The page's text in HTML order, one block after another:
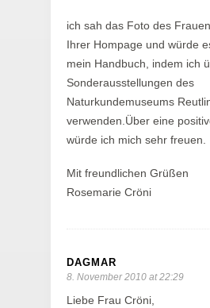
ich sah das Foto des
Ihrer Hompage und würde
mein Handbuch, indem ich
Sonderausstellungen des
Naturkundemuseums
verwenden.Über eine
würde ich mich sehr freuen.
Mit freundlichen Grüßen
Rosemarie Cröni
DAGMAR
8. November 2010 at 22:29
Liebe Frau Cröni,